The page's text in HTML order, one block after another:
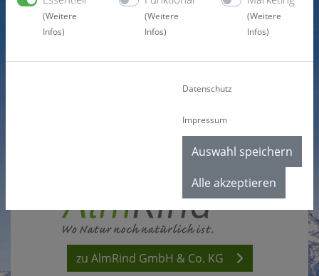
zu AlmRind GmbH & Co. KG
(Weitere
Infos)
(Weitere
Infos)
(Weitere
Infos)
Datenschutz
Impressum
Auswahl speichern
Alle akzeptieren